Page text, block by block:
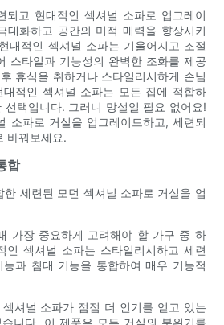
되고 현대적인 섹셔널 소파로 업그레이
대화하고 공간의 미적 매력을 향상시키
대적인 섹셔널 소파는 기울어지고 조절
스타일과 기능성의 완벽한 조화를 제공
휴식을 취하거나 스타일리시하게 손님
적인 섹셔널 소파는 모든 집에 적합하
선택입니다. 그러니 망설일 필요 없어요!
소파로 거실을 업그레이드하고, 세련되
바꿔보세요.
합
한 세련된 모던 섹셔널 소파로 거실을 업
가장 중요하게 고려해야 할 가구 중 하
인 섹셔널 소파는 스타일리시하고 세련
과 침대 기능을 통합하여 매우 기능적
셔널 소파가 점점 더 인기를 얻고 있는